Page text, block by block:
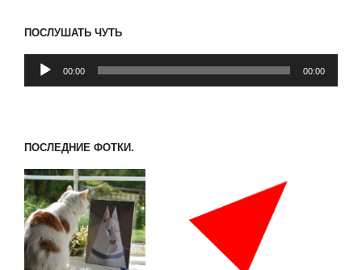
ПОСЛУШАТЬ ЧУТЬ
Аудиоплеер
00:00 00:00
ПОСЛЕДНИЕ ФОТКИ.